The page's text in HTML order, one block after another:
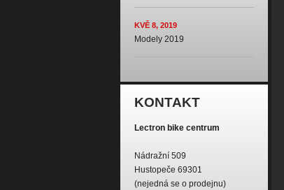
KVĚ 8, 2019
Modely 2019
KONTAKT
Lectron bike centrum
Nádražní 509
Hustopeče 69301
(nejedná se o prodejnu)